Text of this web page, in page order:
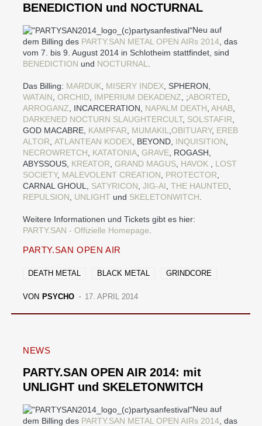
BENEDICTION und NOCTURNAL
Neu auf
dem Billing des PARTY.SAN METAL OPEN AIRs 2014 , das
vom 7. bis 9. August 2014 in Schlotheim stattfindet, sind
BENEDICTION und NOCTURNAL
Das Billing: MARDUK MISERY INDEX , SPHERON,
WATAIN ORCHID IMPERIUM DEKADENZ , ;ABORTED
ARROGANZ , INCARCERATION, NAPALM DEATH AHAB
DARKENED NOCTURN SLAUGHTERCULT, SOLSTAFIR
GOD MACABRE, KAMPFAR MUMAKIL OBITUARY, EREB
ALTOR ATLANTEAN KODEX , BEYOND, INQUISITION
NECROWRETCH
KATATONIA GRAVE , ROGASH,
ABYSSOUS, KREATOR GRAND MAGUS HAVOK
LOST
SOCIETY, MALEVOLENT CREATION PROTECTOR
CARNAL GHOUL, SATYRICON JIG-AI THE HAUNTED
REPULSION
UNLIGHT und SKELETONWITCH
Weitere Informationen und Tickets gibt es hier:
PARTY.SAN - Offizielle Homepage
PARTY.SAN OPEN AIR
DEATH METAL BLACK METAL GRINDCORE
VON PSYCHO 17. APRIL 2014
NEWS
PARTY.SAN OPEN AIR 2014: mit
UNLIGHT und SKELETONWITCH
Neu auf
dem Billing des PARTY.SAN METAL OPEN AIRs 2014 , das